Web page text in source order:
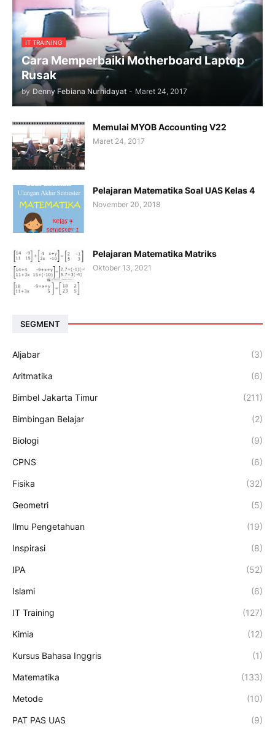
IT TRAINING
Cara Memperbaiki Motherboard Laptop
Rusak
by Denny Febiana Nurhidayat - Maret 24, 2017
Memulai MYOB Accounting V22
Maret 24, 2017
Pelajaran Matematika Soal UAS Kelas 4
November 20, 2018
Pelajaran Matematika Matriks
Oktober 13, 2021
SEGMENT
Aljabar (3)
Aritmatika (6)
Bimbel Jakarta Timur (211)
Bimbingan Belajar (2)
Biologi (9)
CPNS (6)
Fisika (32)
Geometri (5)
Ilmu Pengetahuan (19)
Inspirasi (8)
IPA (52)
Islami (6)
IT Training (127)
Kimia (12)
Kursus Bahasa Inggris (1)
Matematika (133)
Metode (10)
PAT PAS UAS (9)